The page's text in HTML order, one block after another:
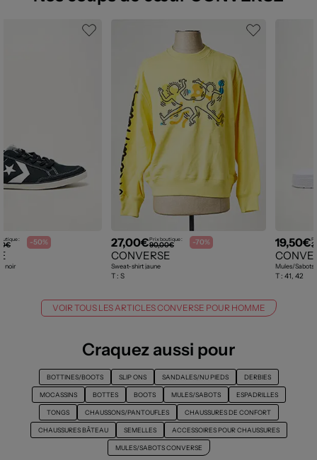
: -50%
noir
27,00€Prix boutique :
90,00€ -70%
CONVERSE
Sweat-shirt jaune
T : S
19,50€
Mules/Sabots
T : 41, 42
VOIR TOUS LES ARTICLES CONVERSE POUR HOMME
Craquez aussi pour
BOTTINES/BOOTS SLIP ONS SANDALES/NU PIEDS DERBIES
MOCASSINS BOTTES BOOTS MULES/SABOTS ESPADRILLES
TONGS CHAUSSONS/PANTOUFLES CHAUSSURES DE CONFORT
CHAUSSURES BÂTEAU SEMELLES ACCESSOIRES POUR CHAUSSURES
MULES/SABOTS CONVERSE